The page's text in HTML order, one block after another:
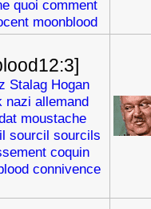
quoi comment
moonblood
Stalag Hogan
nazi allemand
moustache
sourcil sourcils
coquin
connivence